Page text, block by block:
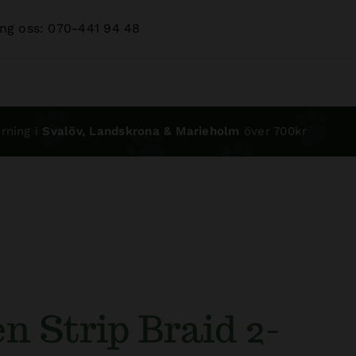
oss: 070-441 94 48
i Svalöv, Landskrona & Marieholm över 700kr
Strip Braid 2-